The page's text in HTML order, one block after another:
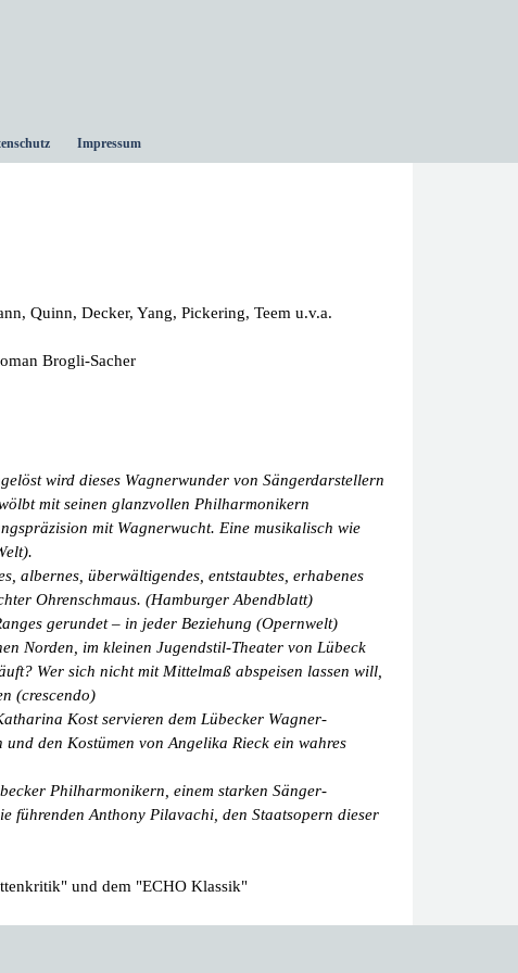
Impressum
Quinn, Decker, Yang, Pickering, Teem u.v.a.
Brogli-Sacher
wird dieses Wagnerwunder von Sängerdarstellern
mit seinen glanzvollen Philharmonikern
mit Wagnerwucht. Eine musikalisch wie
albernes, überwältigendes, entstaubtes, erhabenes
Ohrenschmaus. (Hamburger Abendblatt)
gerundet – in jeder Beziehung (Opernwelt)
Norden, im kleinen Jugendstil-Theater von Lübeck
Wer sich nicht mit Mittelmaß abspeisen lassen will,
(crescendo)
Kost servieren dem Lübecker Wagner-
den Kostümen von Angelika Rieck ein wahres
Philharmonikern, einem starken Sänger-
führenden Anthony Pilavachi, den Staatsopern dieser
und dem "ECHO Klassik"